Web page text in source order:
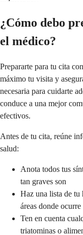
¿Cómo debo
el médico?
Prepararte para tu cita
máximo tu visita y
necesaria para cuidarte
conduce a una mejor
efectivos.
Antes de tu cita, reúne
salud:
Anota todos tus
tan graves son
Haz una lista de tu
áreas donde
Ten en cuenta
triatominas o